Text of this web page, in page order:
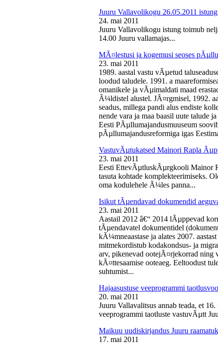
Juuru Vallavolikogu 26.05.2011 istung
24. mai 2011
Juuru Vallavolikogu istung toimub
14.00 Juuru vallamajas...
MÃ¤lestusi ja kogemusi seoses
23. mai 2011
1989. aastal vastu vÃµetud
loodud taludele. 1991. a
omanikele ja vÃµimaldati maad
Ã¼ldistel alustel. JÃ¤rgmisel, 1992.
seadus, millega pandi alus endiste
nende vara ja maa baasil uute talude
Eesti PÃµllumajandusmuuseum
pÃµllumajandusreformiga igas
VastuvÃµtukatsed Mainori Rapla
23. mai 2011
Eesti EttevÃµtluskÃµrgkooli Mainor
tasuta kohtade komplekteerimiseks.
oma kodulehele Ã¼les panna...
Isikut tÃµendavad dokumendid
23. mai 2011
Aastail 2012 â€“ 2014 lÃµppevad
tÃµendavatel dokumentidel
kÃ¼mneaastase ja alates 2007.
mitmekordistub kodakondsus- ja
arv, pikenevad ootejÃ¤rjekorrad ning
kÃ¤ttesaamise ooteaeg. Eeltoodust
suhtumist...
Hajaasustuse veeprogrammi
20. mai 2011
Juuru Vallavalitsus annab teada, et
veeprogrammi taotluste vastuvÃµtt
Maikuu uudiskirjandus Juuru
17. mai 2011